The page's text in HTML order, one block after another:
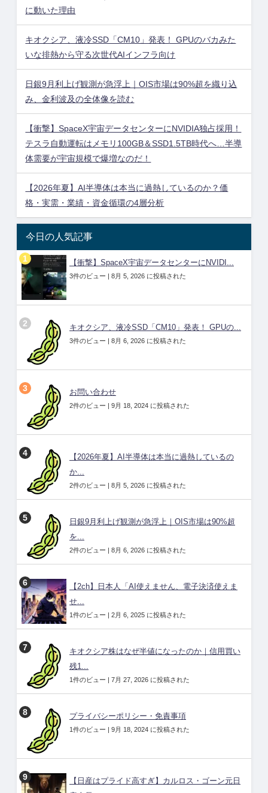
に動いた理由
キオクシア、液冷SSD「CM10」発表！ GPUのバカみた
いな排熱から守る次世代AIインフラ向け
日銀9月利上げ観測が急浮上｜OIS市場は90%超を織り込
み、金利波及の全体像を読む
【衝撃】SpaceX宇宙データセンターにNVIDIA独占採用！
テスラ自動運転はメモリ100GB＆SSD1.5TB時代へ…半導
体需要が宇宙規模で爆増なのだ！
【2026年夏】AI半導体は本当に過熱しているのか？価
格・実需・業績・資金循環の4層分析
今日の人気記事
【衝撃】SpaceX宇宙データセンターにNVIDI...
3件のビュー | 8月 5, 2026 に投稿された
キオクシア、液冷SSD「CM10」発表！ GPUの...
3件のビュー | 8月 6, 2026 に投稿された
お問い合わせ
2件のビュー | 9月 18, 2024 に投稿された
【2026年夏】AI半導体は本当に過熱しているの
か...
2件のビュー | 8月 5, 2026 に投稿された
日銀9月利上げ観測が急浮上｜OIS市場は90%超
を...
2件のビュー | 8月 6, 2026 に投稿された
【2ch】日本人「AI使えません、電子決済使えま
せ...
1件のビュー | 2月 6, 2025 に投稿された
キオクシア株はなぜ半値になったのか｜信用買い
残1...
1件のビュー | 7月 27, 2026 に投稿された
プライバシーポリシー・免責事項
1件のビュー | 9月 18, 2024 に投稿された
【日産はプライド高すぎ】カルロス・ゴーン元日